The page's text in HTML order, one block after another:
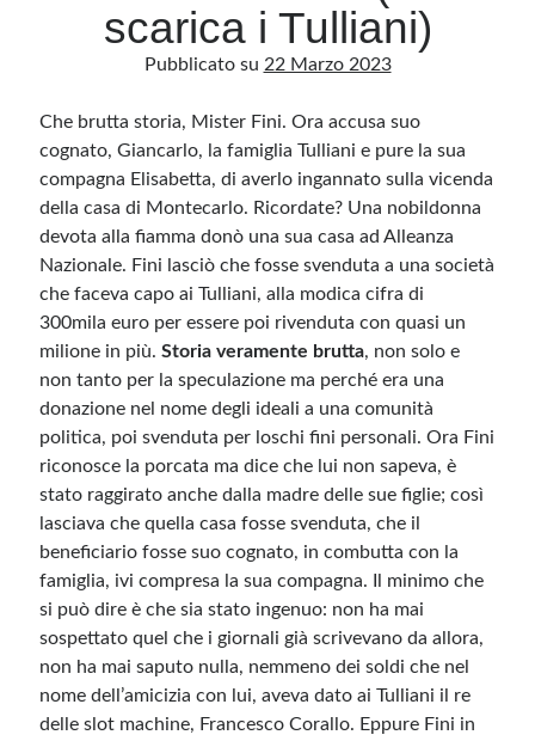
Categorie
Questo blog non rappresenta una testata giornalistica, in quanto viene aggiornato
senza alcuna periodicità. Non può pertanto considerarsi un prodotto editoriale ai
sensi della legge n· 62 del 7.03.2001. L’autore non è responsabile di quanto
pubblicato dai lettori nei commenti ai vari post. Saranno comunque cancellati quelli
ritenuti offensivi o lesivi dell’immagine o dell’onorabilità di terzi, di genere spam,
razzisti o che contengano dati personali non conformi al rispetto delle norme sulla
privacy. Alcune immagini inserite in questo blog sono tratte da Internet e, pertanto,
diritti d’autore, vi invito a comunicarlo via e-mail a info[at]dinovalle.it e saranno
tramite link né del loro contenuto, che può essere soggetto a variazioni nel tempo.
Accedi
Feed dei contenuti
Feed dei commenti
WordPress.org
scarica i Tulliani)
Pubblicato su 22 Marzo 2023
Che brutta storia, Mister Fini. Ora accusa suo
cognato, Giancarlo, la famiglia Tulliani e pure la sua
compagna Elisabetta, di averlo ingannato sulla vicenda
della casa di Montecarlo. Ricordate? Una nobildonna
devota alla fiamma donò una sua casa ad Alleanza
Nazionale. Fini lasciò che fosse svenduta a una società
che faceva capo ai Tulliani, alla modica cifra di
300mila euro per essere poi rivenduta con quasi un
milione in più.Storia veramente brutta, non solo e
non tanto per la speculazione ma perché era una
donazione nel nome degli ideali a una comunità
politica, poi svenduta per loschi fini personali. Ora Fini
riconosce la porcata ma dice che lui non sapeva, è
stato raggirato anche dalla madre delle sue figlie; così
lasciava che quella casa fosse svenduta, che il
beneficiario fosse suo cognato, in combutta con la
famiglia, ivi compresa la sua compagna.
Il minimo che
si può dire è che sia stato ingenuo: non ha mai
sospettato quel che i giornali già scrivevano da allora,
non ha mai saputo nulla, nemmeno dei soldi che nel
nome dell’amicizia con lui, aveva dato ai Tulliani il re
delle slot machine, Francesco Corallo. Eppure Fini in